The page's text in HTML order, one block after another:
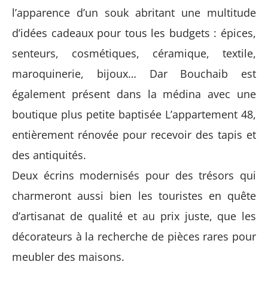
l’apparence d’un souk abritant une multitude
d’idées cadeaux pour tous les budgets : épices,
senteurs, cosmétiques, céramique, textile,
maroquinerie, bijoux… Dar Bouchaib est
également présent dans la médina avec une
boutique plus petite baptisée L’appartement 48,
entièrement rénovée pour recevoir des tapis et
des antiquités.
Deux écrins modernisés pour des trésors qui
charmeront aussi bien les touristes en quête
d’artisanat de qualité et au prix juste, que les
décorateurs à la recherche de pièces rares pour
meubler des maisons.